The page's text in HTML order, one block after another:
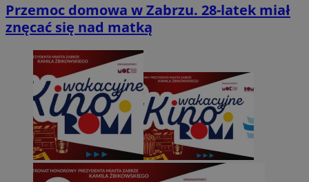
Przemoc domowa w Zabrzu. 28-latek miał
znęcać się nad matką